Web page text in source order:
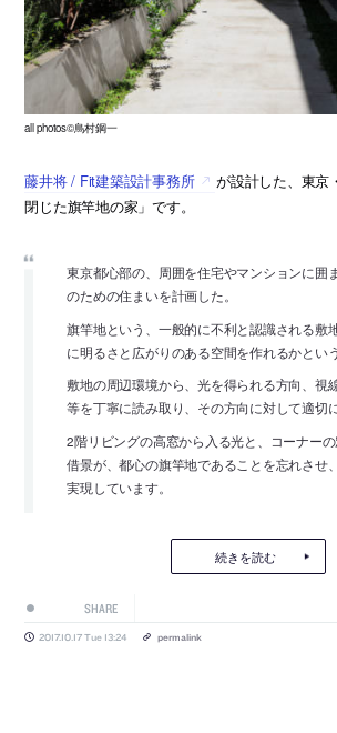
all photos©鳥村鋼一
藤井将 / Fit建築設計事務所
が設計した、東京
閉じた旗竿地の家」です。
東京都心部の、周囲を住宅やマンションに囲
のための住まいを計画した。
旗竿地という、一般的に不利と認識される敷
に明るさと広がりのある空間を作れるかとい
敷地の周辺環境から、光を得られる方向、視
等を丁寧に読み取り、その方向に対して適切
2階リビングの高窓から入る光と、コーナー
借景が、都心の旗竿地であることを忘れさせ
実現しています。
続きを読む
SHARE
2017.10.17 Tue 13:24 permalink